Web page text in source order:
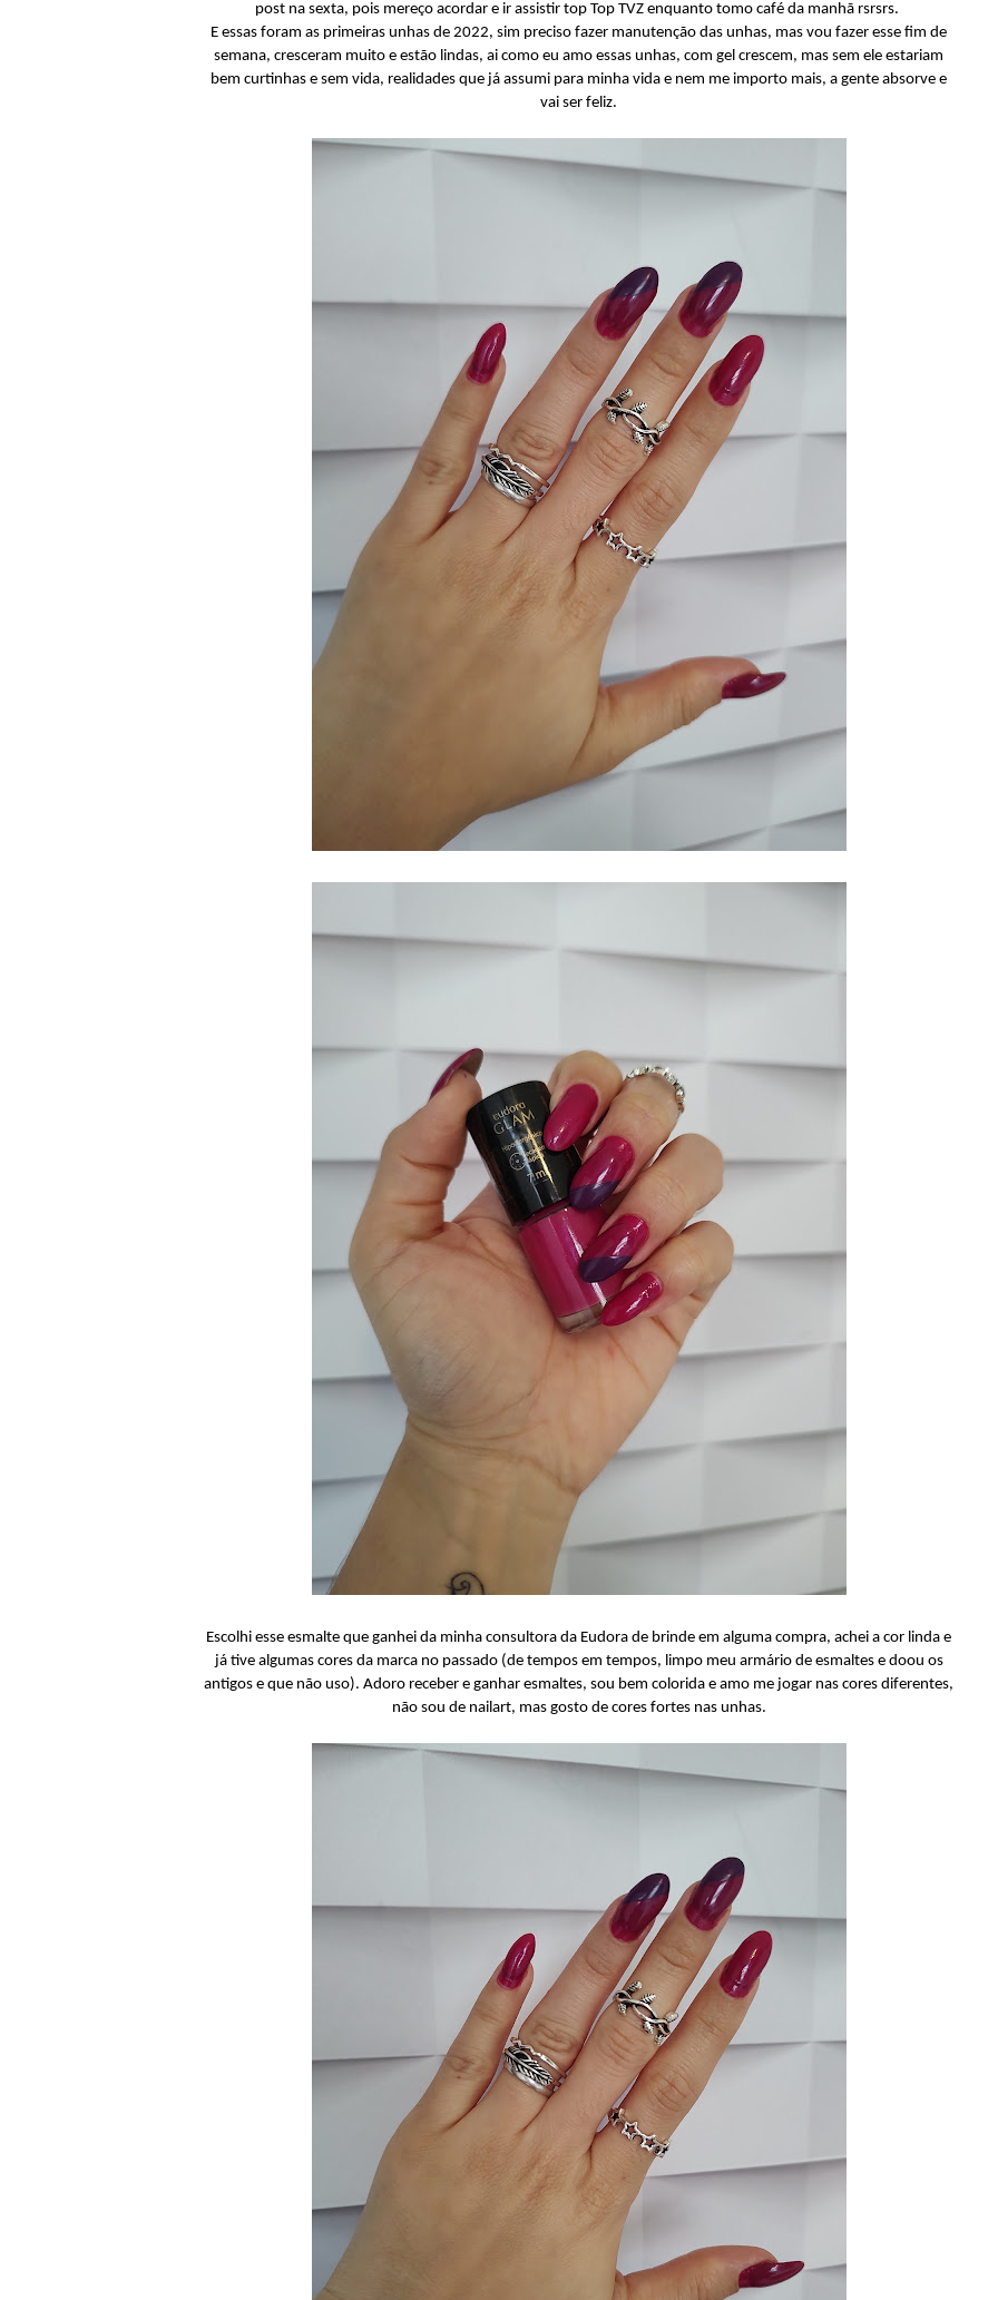
post na sexta, pois mereço acordar e ir assistir top Top TVZ enquanto tomo café da manhã rsrsrs.
E essas foram as primeiras unhas de 2022, sim preciso fazer manutenção das unhas, mas vou fazer esse fim de
semana, cresceram muito e estão lindas, ai como eu amo essas unhas, com gel crescem, mas sem ele estariam
bem curtinhas e sem vida, realidades que já assumi para minha vida e nem me importo mais, a gente absorve e
vai ser feliz.
Escolhi esse esmalte que ganhei da minha consultora da Eudora de brinde em alguma compra, achei a cor linda e
já tive algumas cores da marca no passado (de tempos em tempos, limpo meu armário de esmaltes e doou os
antigos e que não uso). Adoro receber e ganhar esmaltes, sou bem colorida e amo me jogar nas cores diferentes,
não sou de nailart, mas gosto de cores fortes nas unhas.